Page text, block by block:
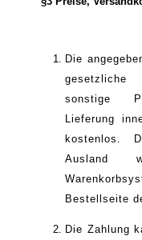
Die
sonstige
Lieferung
kostenlos.
Ausland
Bestellseite
Die Zahlung